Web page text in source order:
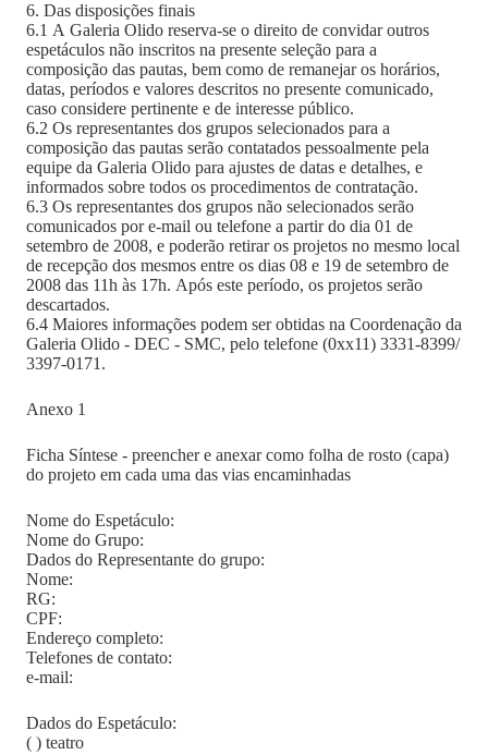
6. Das disposições finais
6.1 A Galeria Olido reserva-se o direito de convidar outros
espetáculos não inscritos na presente seleção para a
composição das pautas, bem como de remanejar os horários,
datas, períodos e valores descritos no presente comunicado,
caso considere pertinente e de interesse público.
6.2 Os representantes dos grupos selecionados para a
composição das pautas serão contatados pessoalmente pela
equipe da Galeria Olido para ajustes de datas e detalhes, e
informados sobre todos os procedimentos de contratação.
6.3 Os representantes dos grupos não selecionados serão
comunicados por e-mail ou telefone a partir do dia 01 de
setembro de 2008, e poderão retirar os projetos no mesmo local
de recepção dos mesmos entre os dias 08 e 19 de setembro de
2008 das 11h às 17h. Após este período, os projetos serão
descartados.
6.4 Maiores informações podem ser obtidas na Coordenação da
Galeria Olido - DEC - SMC, pelo telefone (0xx11) 3331-8399/
3397-0171.
Anexo 1
Ficha Síntese - preencher e anexar como folha de rosto (capa)
do projeto em cada uma das vias encaminhadas
Nome do Espetáculo:
Nome do Grupo:
Dados do Representante do grupo:
Nome:
RG:
CPF:
Endereço completo:
Telefones de contato:
e-mail:
Dados do Espetáculo:
( ) teatro